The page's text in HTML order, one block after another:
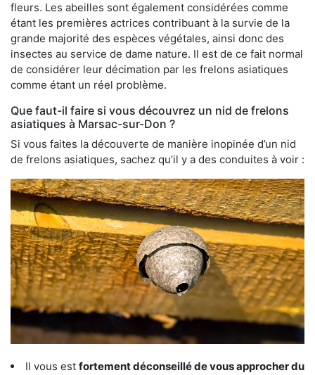
fleurs. Les abeilles sont également considérées comme
étant les premières actrices contribuant à la survie de la
grande majorité des espèces végétales, ainsi donc des
insectes au service de dame nature. Il est de ce fait normal
de considérer leur décimation par les frelons asiatiques
comme étant un réel problème.
Que faut-il faire si vous découvrez un nid de frelons
asiatiques à Marsac-sur-Don ?
Si vous faites la découverte de manière inopinée d’un nid
de frelons asiatiques, sachez qu’il y a des conduites à voir :
Il vous est fortement déconseillé de vous approcher du